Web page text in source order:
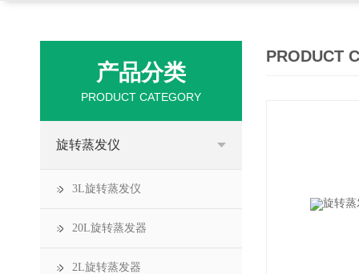
产品分类
PRODUCT CATEGORY
旋转蒸发仪
3L旋转蒸发仪
20L旋转蒸发器
2L旋转蒸发器
PRODUCT